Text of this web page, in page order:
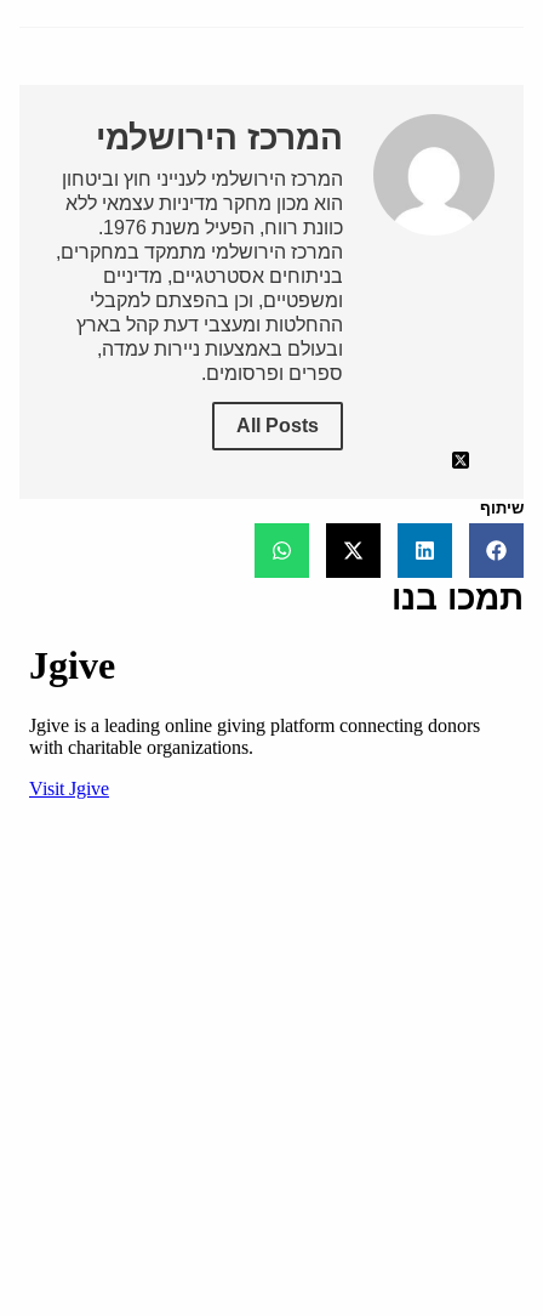
המרכז הירושלמי
המרכז הירושלמי לענייני חוץ וביטחון
הוא מכון מחקר מדיניות עצמאי ללא
כוונת רווח, הפעיל משנת 1976.
המרכז הירושלמי מתמקד במחקרים,
בניתוחים אסטרטגיים, מדיניים
ומשפטיים, וכן בהפצתם למקבלי
ההחלטות ומעצבי דעת קהל בארץ
ובעולם באמצעות ניירות עמדה,
ספרים ופרסומים.
All Posts
שיתוף
תמכו בנו